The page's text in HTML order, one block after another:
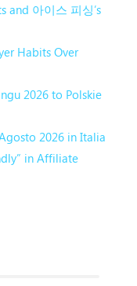
아이스 피싱’s
Habits Over
2026 to Polskie
2026 in Italia
in Affiliate